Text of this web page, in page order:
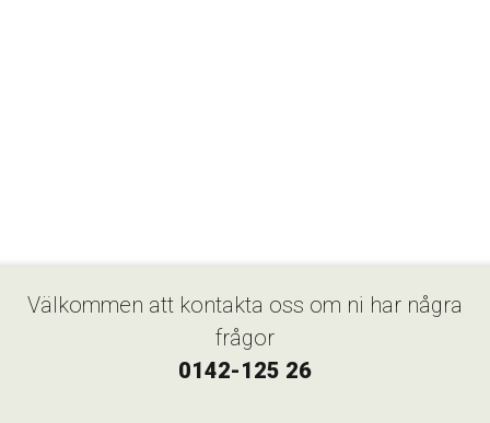
Välkommen att kontakta oss om ni har några
frågor
0142-125 26